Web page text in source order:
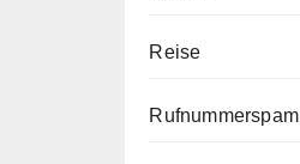
Reise
Rufnummerspam